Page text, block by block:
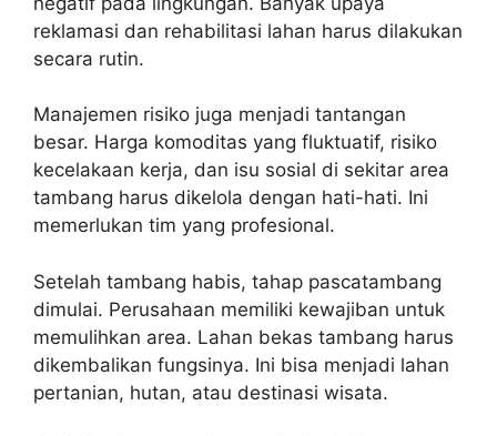
reklamasi dan rehabilitasi lahan harus dilakukan
secara rutin.
Manajemen risiko juga menjadi tantangan
besar. Harga komoditas yang fluktuatif, risiko
kecelakaan kerja, dan isu sosial di sekitar area
tambang harus dikelola dengan hati-hati. Ini
memerlukan tim yang profesional.
Setelah tambang habis, tahap pascatambang
dimulai. Perusahaan memiliki kewajiban untuk
memulihkan area. Lahan bekas tambang harus
dikembalikan fungsinya. Ini bisa menjadi lahan
pertanian, hutan, atau destinasi wisata.